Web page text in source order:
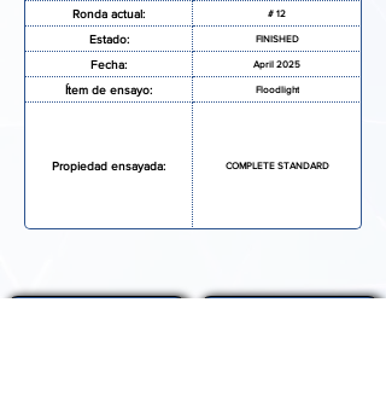
Ronda actual: # 12
Estado: FINISHED
Fecha: April 2025
Ítem de ensayo: Floodlight
Propiedad ensayada: COMPLETE STANDARD